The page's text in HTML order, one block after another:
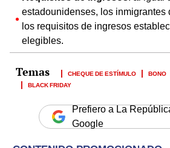
estadounidenses, los inmigrantes
los requisitos de ingresos
elegibles.
CHEQUE DE ESTÍMULO BONO
BLACK FRIDAY
Prefiero a La
Google